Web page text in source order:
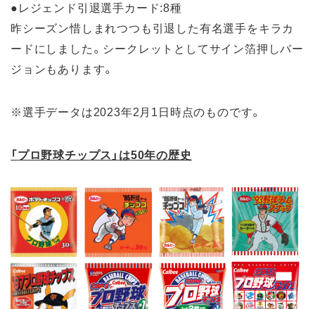
●レジェンド引退選手カード:8種
昨シーズン惜しまれつつも引退した有名選手をキラカ
ードにしました。シークレットとしてサイン箔押しバー
ジョンもあります。
※選手データは2023年2月1日時点のものです。
「プロ野球チップス」は50年の歴史